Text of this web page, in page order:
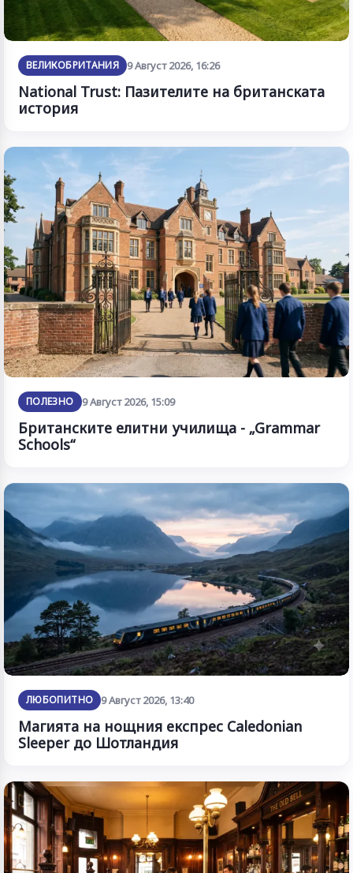
ВЕЛИКОБРИТАНИЯ 9 Август 2026, 16:26
National Trust: Пазителите на британската
история
ПОЛЕЗНО 9 Август 2026, 15:09
Британските елитни училища - „Grammar
Schools“
ЛЮБОПИТНО 9 Август 2026, 13:40
Магията на нощния експрес Caledonian
Sleeper до Шотландия